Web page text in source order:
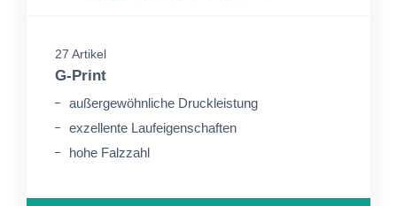
27 Artikel
G-Print
außergewöhnliche Druckleistung
exzellente Laufeigenschaften
hohe Falzzahl